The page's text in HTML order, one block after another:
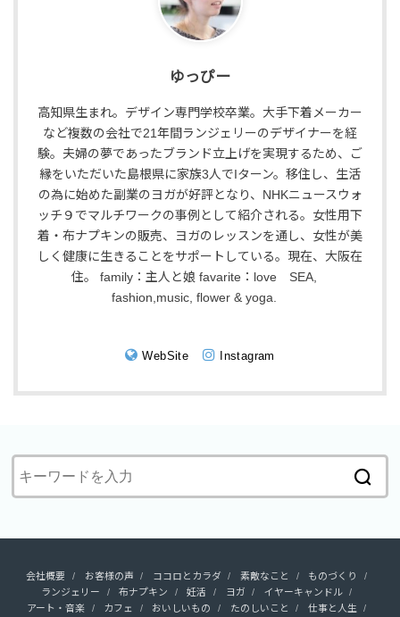
ゆっぴー
高知県生まれ。デザイン専門学校卒業。大手下着メーカー
など複数の会社で21年間ランジェリーのデザイナーを経
験。夫婦の夢であったブランド立上げを実現するため、ご
縁をいただいた島根県に家族3人でIターン。移住し、生活
の為に始めた副業のヨガが好評となり、NHKニュースウォ
ッチ９でマルチワークの事例として紹介される。女性用下
着・布ナプキンの販売、ヨガのレッスンを通し、女性が美
しく健康に生きることをサポートしている。現在、大阪在
住。 family：主人と娘 favarite：love SEA,
fashion,music, flower & yoga.
WebSite Instagram
会社概要 お客様の声 ココロとカラダ 素敵なこと
ものづくり
ランジェリー
布ナプキン 妊活 ヨガ
イヤーキャンドル
アート・音楽
カフェ おいしいもの たのしいこと 仕事と人生